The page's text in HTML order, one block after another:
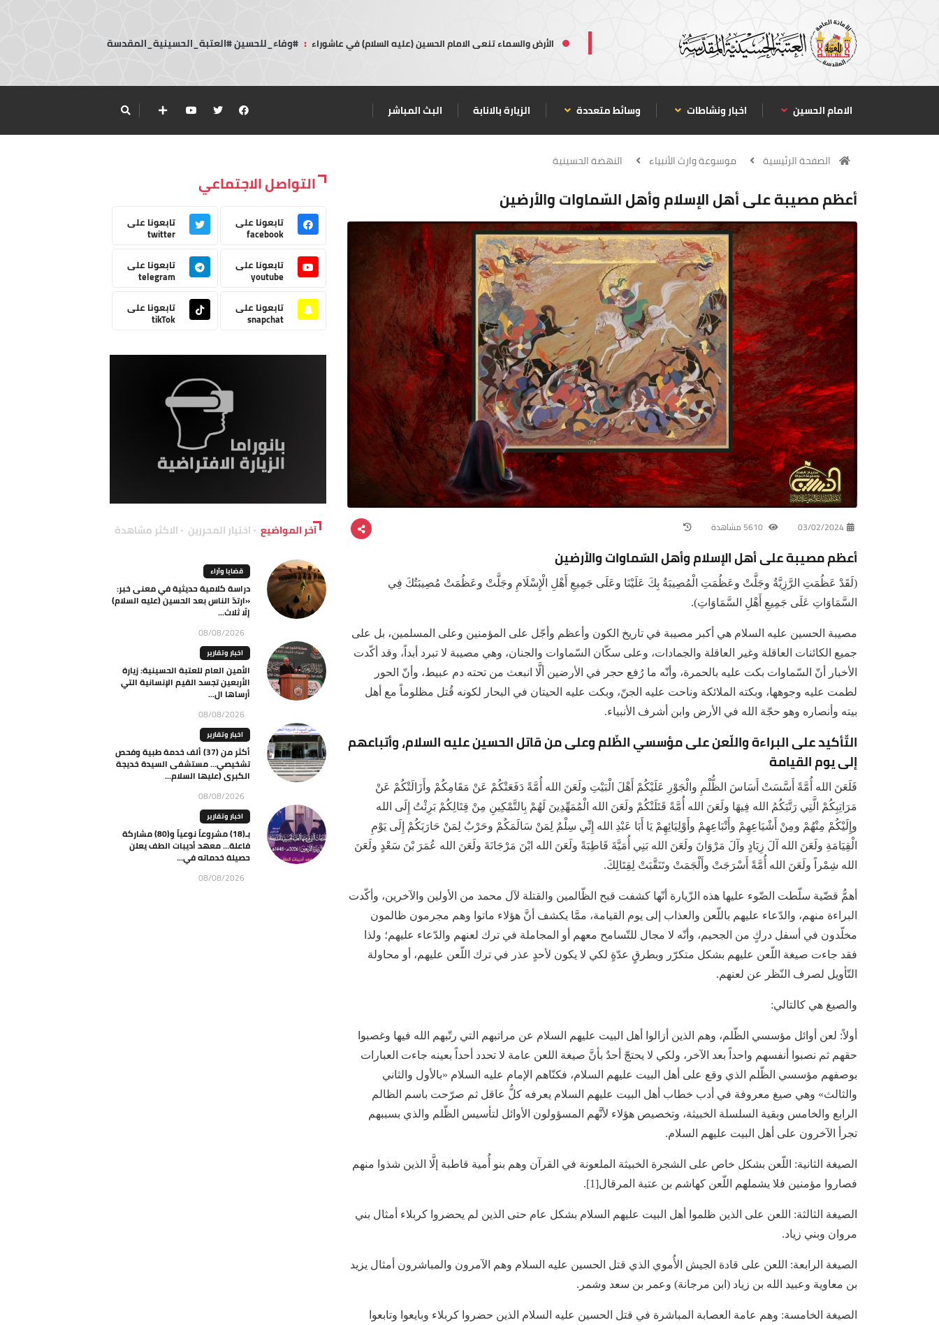
الأرض والسماء تنعى الامام الحسين (عليه السلام) في عاشوراء : #وفاء_للحسين #العتبة_الحسينية_المقدسة
الامام الحسين اخبار ونشاطات وسائط متعددة الزيارة بالانابة البث المباشر
الصفحة الرئيسية موسوعة وارث الأنبياء النهضة الحسينية
أعظم مصيبة على أهل الإسلام وأهل السّماوات والأرضين
03/02/2024
أعظم مصيبة على أهل الإسلام وأهل السّماوات والأرضين
(لَقَدْ عَظُمَتِ الرَّزِيَّةُ وجَلَّتْ وعَظُمَتِ الْمُصِيبَةُ بِكَ عَلَيْنَا وعَلَى جَمِيعِ أَهْلِ الْإِسْلَامِ وجَلَّتْ وعَظُمَتْ مُصِيبَتُكَ فِي
السَّمَاوَاتِ عَلَى جَمِيعِ أَهْلِ السَّمَاوَاتِ).
مصيبة الحسين عليه السلام هي أكبر مصيبة في تاريخ الكون وأعظم وأجّل على المؤمنين وعلى المسلمين، بل على
جميع الكائنات العاقلة وغير العاقلة والجمادات، وعلى سكّان السّماوات والجنان، وهي مصيبة لا تبرد أبداً، وقد أكّدت
الأخبار أنّ السّماوات بكت عليه بالحمرة، وأنّه ما رُفع حجر في الأرضين ألَّا انبعث من تحته دم عبيط، وأنّ الحور
لطمت عليه وجوهها، وبكته الملائكة وناحت عليه الجنّ، وبكت عليه الحيتان في البحار لكونه قُتل مظلوماً مع أهل
بيته وأنصاره وهو حجّة الله في الأرض وابن أشرف الأنبياء.
التّأكيد على البراءة واللّعن على مؤسسي الظّلم وعلى من قاتل الحسين عليه السلام، وأتباعهم
إلى يوم القيامة
فَلَعَنَ الله أُمَّةً أَسَّسَتْ أَسَاسَ الظُّلْمِ والْجَوْرِ عَلَيْكُمْ أَهْلَ الْبَيْتِ ولَعَنَ الله أُمَّةً دَفَعَتْكُمْ عَنْ مَقَامِكُمْ وأَزَالَتْكُمْ عَنْ
مَرَاتِبِكُمْ الَّتِي رَتَّبَكُمُ الله فِيهَا ولَعَنَ الله أُمَّةً قَتَلَتْكُمْ ولَعَنَ الله الْمُمَهِّدِينَ لَهُمْ بِالتَّمْكِينِ مِنْ قِتَالِكُمْ بَرِئْتُ إِلَى الله
وإِلَيْكُمْ مِنْهُمْ ومِنْ أَشْيَاعِهِمْ وأَتْبَاعِهِمْ وأَوْلِيَائِهِمْ يَا أَبَا عَبْدِ الله إِنِّي سِلْمٌ لِمَنْ سَالَمَكُمْ وحَرْبٌ لِمَنْ حَارَبَكُمْ إِلَى يَوْمِ
الْقِيَامَةِ ولَعَنَ الله آلَ زِيَادٍ وآلَ مَرْوَانَ ولَعَنَ الله بَنِي أُمَيَّةَ قَاطِبَةً ولَعَنَ الله ابْنَ مَرْجَانَةَ ولَعَنَ الله عُمَرَ بْنَ سَعْدٍ ولَعَنَ
الله شِمْراً ولَعَنَ الله أُمَّةً أَسْرَجَتْ وأَلْجَمَتْ وتَنَقَّبَتْ لِقِتَالِكَ.
أهمُّ قضّية سلّطت الضّوء عليها هذه الزّيارة أنّها كشفت قبح الظّالمين والقتلة لآل محمد من الأولين والآخرين، وأكّدت
البراءة منهم، والدّعاء عليهم باللّعن والعذاب إلى يوم القيامة، ممَّا يكشف أنَّ هؤلاء ماتوا وهم مجرمون ظالمون
مخلّدون في أسفل دركٍ من الجحيم، وأنّه لا مجال للتّسامح معهم أو المجاملة في ترك لعنهم والدّعاء عليهم؛ ولذا
فقد جاءت صيغة اللّعن عليهم بشكل متكرّر وبطرقٍ عدّةٍ لكي لا يكون لأحدٍ عذر في ترك اللّعن عليهم، أو محاولة
التّأويل لصرف النّظر عن لعنهم.
والصيغ هي كالتالي:
أولاً: لعن أوائل مؤسسي الظّلم، وهم الذين أزالوا أهل البيت عليهم السلام عن مراتبهم التي رتّبهم الله فيها وغصبوا
حقهم ثم نصبوا أنفسهم واحداً بعد الآخر، ولكي لا يحتجّ أحدٌ بأنَّ صيغة اللعن عامة لا تحدد أحداً بعينه جاءت العبارات
بوصفهم مؤسسي الظّلم الذي وقع على أهل البيت عليهم السلام، فكنّاهم الإمام عليه السلام «بالأول والثاني
والثالث» وهي صيغ معروفة في أدب خطاب أهل البيت عليهم السلام يعرفه كلُّ عاقل ثم صرّحت باسم الظالم
الرابع والخامس وبقية السلسلة الخبيثة، وتخصيص هؤلاء لأنَّهم المسؤولون الأوائل لتأسيس الظّلم والذي بسببهم
تجرأ الآخرون على أهل البيت عليهم السلام.
الصيغة الثانية: اللّعن بشكل خاص على الشجرة الخبيثة الملعونة في القرآن وهم بنو أُمية قاطبة إلَّا الذين شذوا منهم
فصاروا مؤمنين فلا يشملهم اللّعن كهاشم بن عتبة المرقال[1].
الصيغة الثالثة: اللعن على الذين ظلموا أهل البيت عليهم السلام بشكل عام حتى الذين لم يحضروا كربلاء أمثال بني
مروان وبني زياد.
الصيغة الرابعة: اللعن على قادة الجيش الأُموي الذي قتل الحسين عليه السلام وهم الآمرون والمباشرون أمثال يزيد
بن معاوية وعبيد الله بن زياد (ابن مرجانة) وعمر بن سعد وشمر.
الصيغة الخامسة: وهم عامة العصابة المباشرة في قتل الحسين عليه السلام الذين حضروا كربلاء وبايعوا وتابعوا
التواصل الاجتماعي
تابعونا على
facebook
تابعونا على
twitter
تابعونا على
youtube
تابعونا على
telegram
تابعونا على
snapchat
تابعونا على
tikTok
آخر المواضيع اختيار المحررين الاكثر مشاهدة
قضايا وآراء
دراسة كلامية حديثية في معنى خبر:
«ارتدّ الناس بعد الحسين (عليه السلام)
إلّا ثلاث...
08/08/2026
اخبار وتقارير
الأمين العام للعتبة الحسينية: زيارة
الأربعين تجسد القيم الإنسانية التي
أرساها ال...
08/08/2026
اخبار وتقارير
أكثر من (37) ألف خدمة طبية وفحص
تشخيصي… مستشفى السيدة خديجة
الكبرى (عليها السلام...
08/08/2026
اخبار وتقارير
بـ(18) مشروعاً نوعياً و(80) مشاركة
فاعلة… معهد أديبات الطف يعلن
حصيلة خدماته في...
08/08/2026